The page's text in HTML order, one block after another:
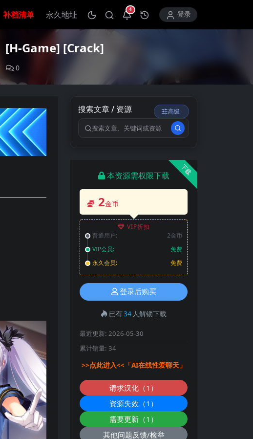
补档清单 永久地址 4
打开通知中心登录
[H-Game] [Crack]
0
搜索文章 / 资源 高级
搜索关键词
下载
本资源需权限下载
2金币
VIP折扣
普通用户:
2金币
VIP会员:
免费
永久会员:
免费
登录后购买
已有34 人解锁下载
最近更新: 2026-05-30
累计销量: 34
>>点此进入<<「AI在线性爱聊天」
请求汉化（1）
资源失效（1）
需要更新（1）
其他问题反馈/检举